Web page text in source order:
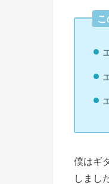
僕はギ
しまし